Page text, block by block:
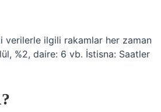
verilerle ilgili rakamlar her zaman
%2, daire: 6 vb. İstisna: Saatler